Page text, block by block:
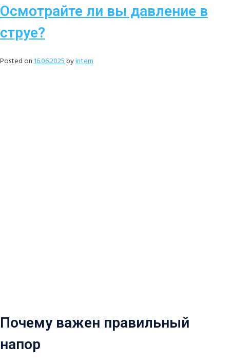
Осмотрайте ли вы давление в
струе?
Posted on16.06.2025byintern
Почему важен правильный
напор